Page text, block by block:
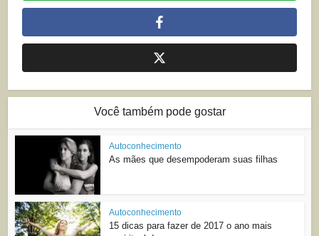
Você também pode gostar
Autoconhecimento
As mães que desempoderam suas filhas
Autoconhecimento
15 dicas para fazer de 2017 o ano mais